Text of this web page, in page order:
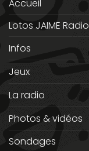
Accueil
Lotos JAIME Radio
Infos
Jeux
La radio
Photos & vidéos
Sondages